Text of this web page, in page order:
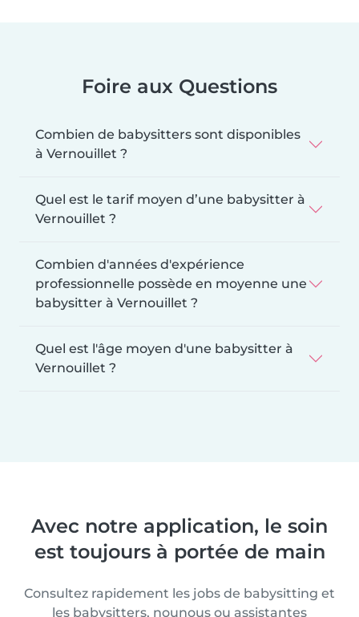
Foire aux Questions
Combien de babysitters sont disponibles
à Vernouillet ?
Quel est le tarif moyen d’une babysitter à
Vernouillet ?
Combien d'années d'expérience
professionnelle possède en moyenne une
babysitter à Vernouillet ?
Quel est l'âge moyen d'une babysitter à
Vernouillet ?
Avec notre application, le soin
est toujours à portée de main
Consultez rapidement les jobs de babysitting et
les babysitters, nounous ou assistantes